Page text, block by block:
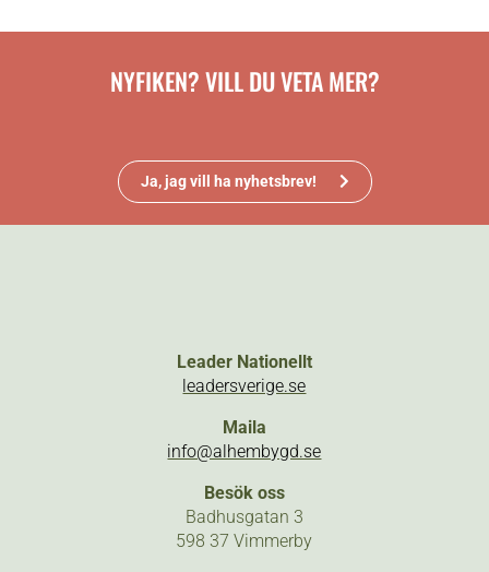
NYFIKEN? VILL DU VETA MER?
Ja, jag vill ha nyhetsbrev!
Leader Nationellt
leadersverige.se
Maila
info@alhembygd.se
Besök oss
Badhusgatan 3
598 37 Vimmerby